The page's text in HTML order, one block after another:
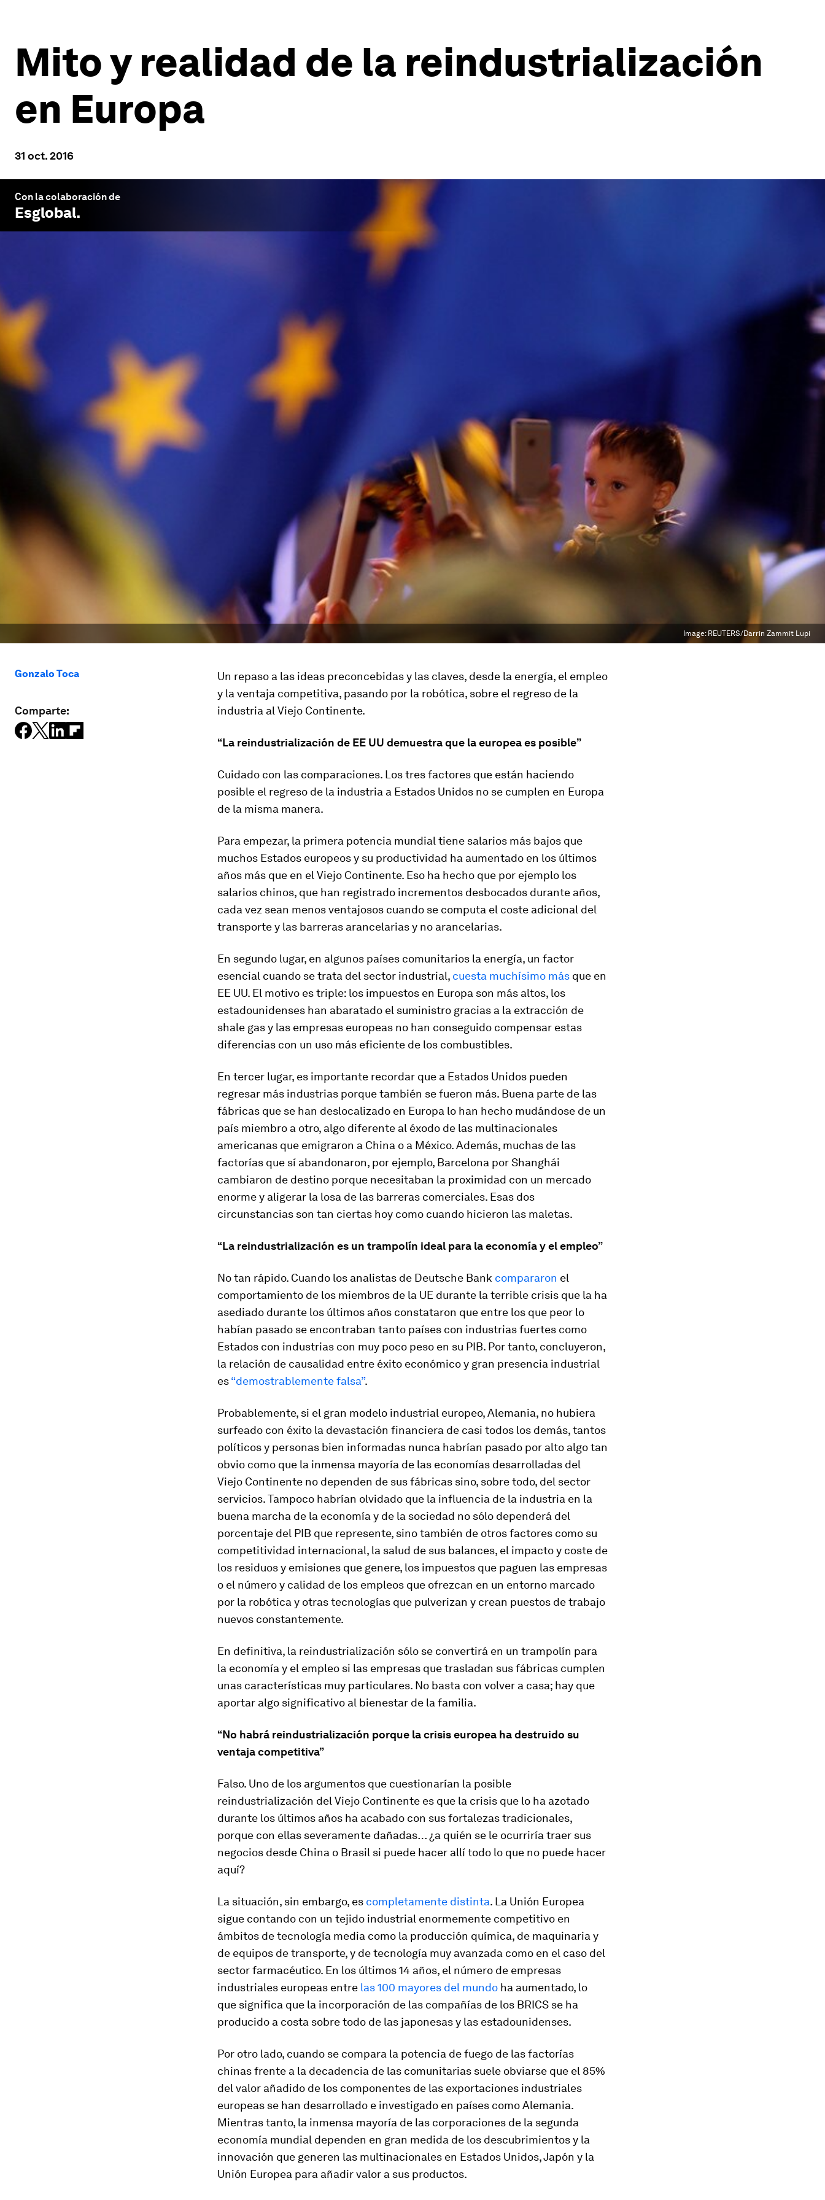
Mito y realidad de la reindustrialización
en Europa
31 oct. 2016
Con la colaboración de
Esglobal.
Image: REUTERS/Darrin Zammit Lupi
Gonzalo Toca
Comparte:
Un repaso a las ideas preconcebidas y las claves, desde la energía, el empleo
y la ventaja competitiva, pasando por la robótica, sobre el regreso de la
industria al Viejo Continente.
“La reindustrialización de EE UU demuestra que la europea es posible”
Cuidado con las comparaciones. Los tres factores que están haciendo
posible el regreso de la industria a Estados Unidos no se cumplen en Europa
de la misma manera.
Para empezar, la primera potencia mundial tiene salarios más bajos que
muchos Estados europeos y su productividad ha aumentado en los últimos
años más que en el Viejo Continente. Eso ha hecho que por ejemplo los
salarios chinos, que han registrado incrementos desbocados durante años,
cada vez sean menos ventajosos cuando se computa el coste adicional del
transporte y las barreras arancelarias y no arancelarias.
En segundo lugar, en algunos países comunitarios la energía, un factor
esencial cuando se trata del sector industrial, cuesta muchísimo más que en
EE UU. El motivo es triple: los impuestos en Europa son más altos, los
estadounidenses han abaratado el suministro gracias a la extracción de
shale gasy las empresas europeas no han conseguido compensar estas
diferencias con un uso más eficiente de los combustibles.
En tercer lugar, es importante recordar que a Estados Unidos pueden
regresar más industrias porque también se fueron más. Buena parte de las
fábricas que se han deslocalizado en Europa lo han hecho mudándose de un
país miembro a otro, algo diferente al éxodo de las multinacionales
americanas que emigraron a China o a México. Además, muchas de las
factorías que sí abandonaron, por ejemplo, Barcelona por Shanghái
cambiaron de destino porque necesitaban la proximidad con un mercado
enorme y aligerar la losa de las barreras comerciales. Esas dos
circunstancias son tan ciertas hoy como cuando hicieron las maletas.
“La reindustrialización es un trampolín ideal para la economía y el empleo”
No tan rápido. Cuando los analistas de Deutsche Bank compararon el
comportamiento de los miembros de la UE durante la terrible crisis que la ha
asediado durante los últimos años constataron que entre los que peor lo
habían pasado se encontraban tanto países con industrias fuertes como
Estados con industrias con muy poco peso en su PIB. Por tanto, concluyeron,
la relación de causalidad entre éxito económico y gran presencia industrial
es“demostrablemente falsa”.
Probablemente, si el gran modelo industrial europeo, Alemania, no hubiera
surfeado con éxito la devastación financiera de casi todos los demás, tantos
políticos y personas bien informadas nunca habrían pasado por alto algo tan
obvio como que la inmensa mayoría de las economías desarrolladas del
Viejo Continente no dependen de sus fábricas sino, sobre todo, del sector
servicios. Tampoco habrían olvidado que la influencia de la industria en la
buena marcha de la economía y de la sociedad no sólo dependerá del
porcentaje del PIB que represente, sino también de otros factores como su
competitividad internacional, la salud de sus balances, el impacto y coste de
los residuos y emisiones que genere, los impuestos que paguen las empresas
o el número y calidad de los empleos que ofrezcan en un entorno marcado
por la robótica y otras tecnologías que pulverizan y crean puestos de trabajo
nuevos constantemente.
En definitiva, la reindustrialización sólo se convertirá en un trampolín para
la economía y el empleo si las empresas que trasladan sus fábricas cumplen
unas características muy particulares. No basta con volver a casa; hay que
aportar algo significativo al bienestar de la familia.
“No habrá reindustrialización porque la crisis europea ha destruido su
ventaja competitiva”
Falso. Uno de los argumentos que cuestionarían la posible
reindustrialización del Viejo Continente es que la crisis que lo ha azotado
durante los últimos años ha acabado con sus fortalezas tradicionales,
porque con ellas severamente dañadas… ¿a quién se le ocurriría traer sus
negocios desde China o Brasil si puede hacer allí todo lo que no puede hacer
aquí?
La situación, sin embargo, es completamente distinta. La Unión Europea
sigue contando con un tejido industrial enormemente competitivo en
ámbitos de tecnología media como la producción química, de maquinaria y
de equipos de transporte, y de tecnología muy avanzada como en el caso del
sector farmacéutico. En los últimos 14 años, el número de empresas
industriales europeas entre las 100 mayores del mundo ha aumentado, lo
que significa que la incorporación de las compañías de los BRICS se ha
producido a costa sobre todo de las japonesas y las estadounidenses.
Por otro lado, cuando se compara la potencia de fuego de las factorías
chinas frente a la decadencia de las comunitarias suele obviarse que el 85%
del valor añadido de los componentes de las exportaciones industriales
europeas se han desarrollado e investigado en países como Alemania.
Mientras tanto, la inmensa mayoría de las corporaciones de la segunda
economía mundial dependen en gran medida de los descubrimientos y la
innovación que generen las multinacionales en Estados Unidos, Japón y la
Unión Europea para añadir valor a sus productos.